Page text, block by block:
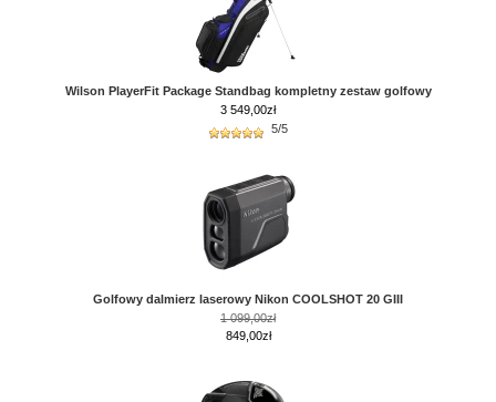
Wilson PlayerFit Package Standbag kompletny zestaw golfowy
3 549,00zł
5/5
Golfowy dalmierz laserowy Nikon COOLSHOT 20 GIII
1 099,00zł
849,00zł